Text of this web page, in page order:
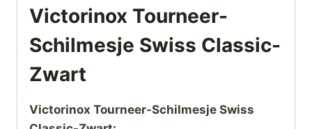
Victorinox Tourneer-
Schilmesje Swiss Classic-
Zwart
Victorinox Tourneer-Schilmesje Swiss